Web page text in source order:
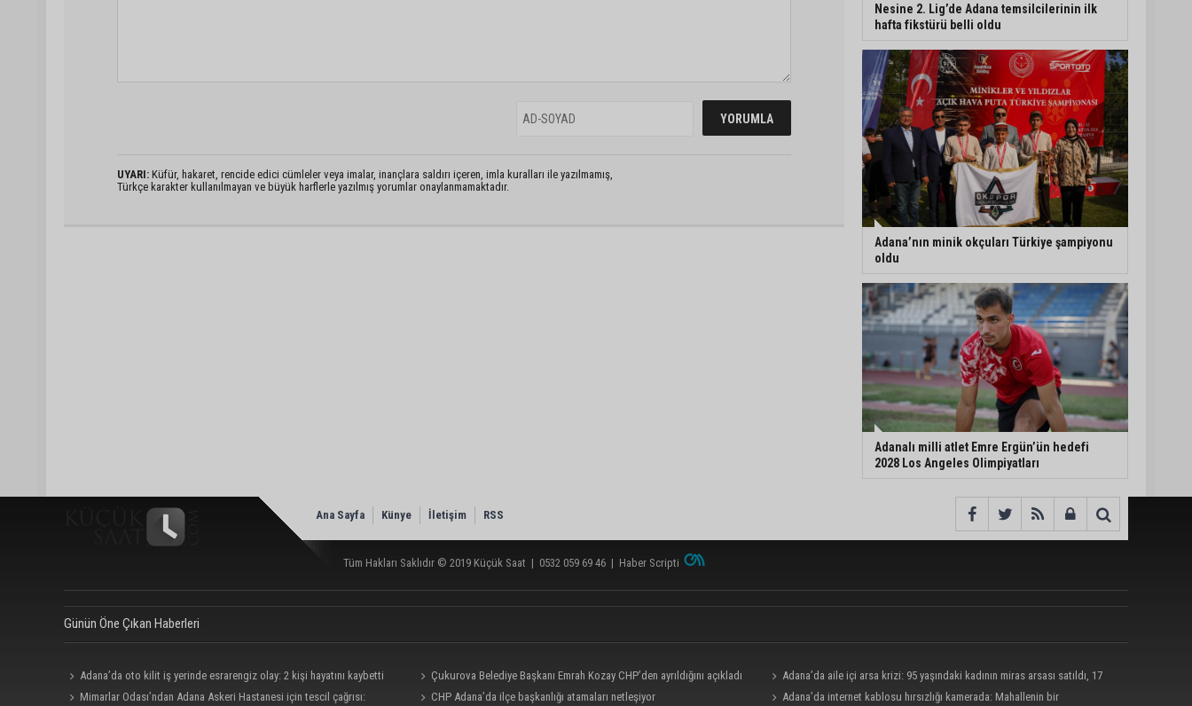
UYARI: Küfür, hakaret, rencide edici cümleler veya imalar, inançlara saldırı içeren, imla kuralları ile yazılmamış,
Türkçe karakter kullanılmayan ve büyük harflerle yazılmış yorumlar onaylanmamaktadır.
Nesine 2. Lig’de Adana temsilcilerinin ilk
hafta fikstürü belli oldu
Adana’nın minik okçuları Türkiye şampiyonu
oldu
Adanalı milli atlet Emre Ergün’ün hedefi
2028 Los Angeles Olimpiyatları
Ana Sayfa Künye İletişim RSS
Tüm Hakları Saklıdır © 2019 Küçük Saat | 0532 059 69 46 | Haber Scripti
Günün Öne Çıkan Haberleri
Adana’da oto kilit iş yerinde esrarengiz olay: 2 kişi hayatını kaybetti Çukurova Belediye Başkanı Emrah Kozay CHP’den ayrıldığını açıkladı
Adana’da aile içi arsa krizi: 95 yaşındaki kadının miras arsası satıldı, 17
milyonun 13 milyonu harcandı
Mimarlar Odası’ndan Adana Askeri Hastanesi için tescil çağrısı: CHP Adana’da ilçe başkanlığı atamaları netleşiyor Adana’da internet kablosu hırsızlığı kamerada: Mahallenin bir